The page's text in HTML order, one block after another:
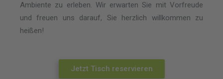
Ambiente zu erleben. Wir erwarten Sie mit Vorfreude
und freuen uns darauf, Sie herzlich willkommen zu
heißen!
Jetzt Tisch reservieren